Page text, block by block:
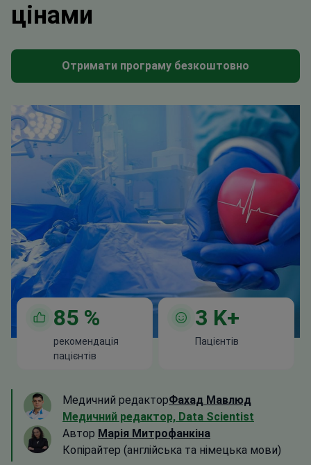
цінами
Отримати програму безкоштовно
85 %
рекомендація
пацієнтів
3 K+
Пацієнтів
Медичний редакторФахад Мавлюд
Медичний редактор, Data Scientist
Автор Марія Митрофанкіна
Копірайтер (англійська та німецька мови)